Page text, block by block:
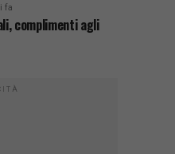
fa
complimenti agli